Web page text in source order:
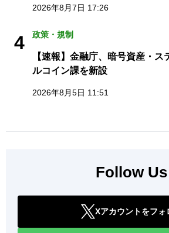
2026年8月7日 17:26
4 政策・規制
【速報】金融庁、暗号資産・ス
ルコイン課を新設
2026年8月5日 11:51
Follow Us
Xアカウントをフォ